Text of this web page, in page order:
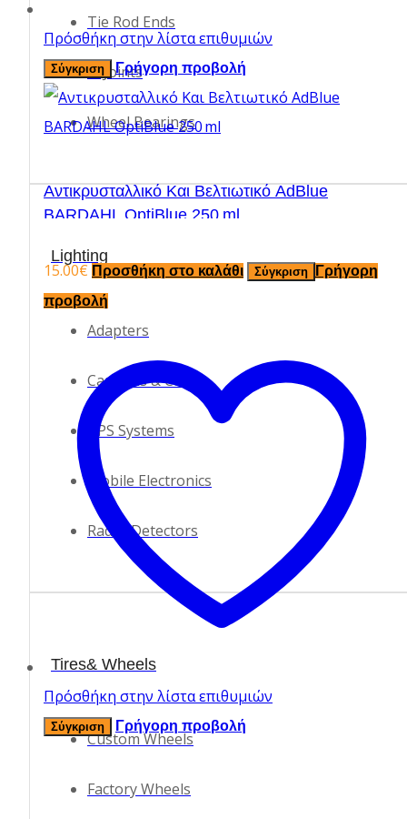
Tie Rod Ends
U-Joints
Wheel Bearings
Lighting
Adapters
Cameras & Cases
GPS Systems
Mobile Electronics
Radar Detectors
Tires& Wheels
Custom Wheels
Factory Wheels
Πρόσθήκη στην λίστα επιθυμιών
Σύγκριση Γρήγορη προβολή
Αντικρυσταλλικό Και Βελτιωτικό AdBlue
BARDAHL OptiBlue 250 ml
15.00€ Προσθήκη στο καλάθι Σύγκριση
Γρήγορη
προβολή
Πρόσθήκη στην λίστα επιθυμιών
Σύγκριση Γρήγορη προβολή